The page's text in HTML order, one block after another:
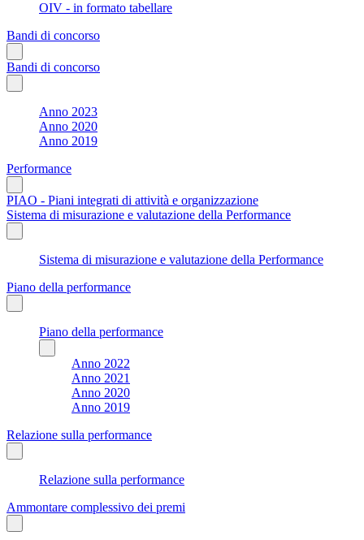
OIV - in formato tabellare
Bandi di concorso
Bandi di concorso
Anno 2023
Anno 2020
Anno 2019
Performance
PIAO - Piani integrati di attività e organizzazione
Sistema di misurazione e valutazione della Performance
Sistema di misurazione e valutazione della Performance
Piano della performance
Piano della performance
Anno 2022
Anno 2021
Anno 2020
Anno 2019
Relazione sulla performance
Relazione sulla performance
Ammontare complessivo dei premi